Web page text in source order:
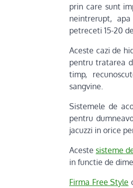
prin care sunt
neintrerupt,
petreceti 15-20
Aceste cazi de
pentru tratarea
timp,
sangvine.
Sistemele de
pentru
jacuzzi in orice
Acestesisteme
in functie de
Firma Free Style